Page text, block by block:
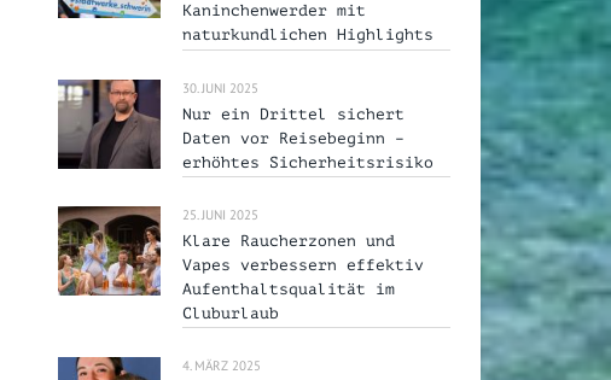
Kaninchenwerder mit
naturkundlichen Highlights
30. JUNI 2025
Nur ein Drittel sichert
Daten vor Reisebeginn –
erhöhtes Sicherheitsrisiko
25. JUNI 2025
Klare Raucherzonen und
Vapes verbessern effektiv
Aufenthaltsqualität im
Cluburlaub
4. MÄRZ 2025